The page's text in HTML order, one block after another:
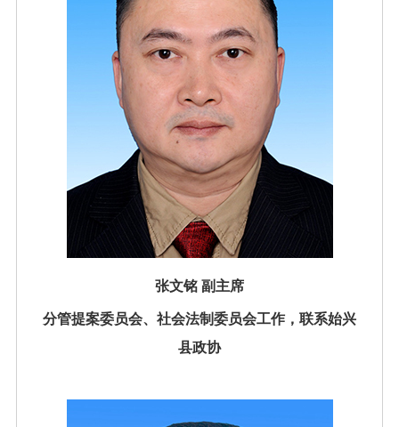
张文铭 副主席
分管提案委员会、社会法制委员会工作，联系始兴
县政协